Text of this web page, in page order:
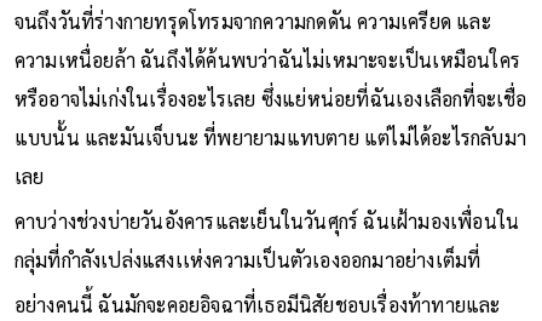
จนถึงวันที่ร่างกายทรุดโทรมจากความกดดัน ความเครียด และ
ความเหนื่อยล้า ฉันถึงได้ค้นพบว่าฉันไม่เหมาะจะเป็นเหมือนใคร
หรืออาจไม่เก่งในเรื่องอะไรเลย ซึ่งแย่หน่อยที่ฉันเองเลือกที่จะเชื่อ
แบบนั้น และมันเจ็บนะ ที่พยายามแทบตาย แต่ไม่ได้อะไรกลับมา
เลย
คาบว่างช่วงบ่ายวันอังคารและเย็นในวันศุกร์ ฉันเฝ้ามองเพื่อนใน
กลุ่มที่กำลังเปล่งแสงเเห่งความเป็นตัวเองออกมาอย่างเต็มที่
อย่างคนนี้ ฉันมักจะคอยอิจฉาที่เธอมีนิสัยชอบเรื่องท้าทายและ